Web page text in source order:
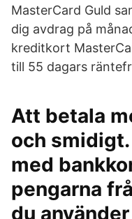
MasterCard Guld
dig avdrag på
kreditkort
till 55 dagars
Att betala
och
med
pengarna
du